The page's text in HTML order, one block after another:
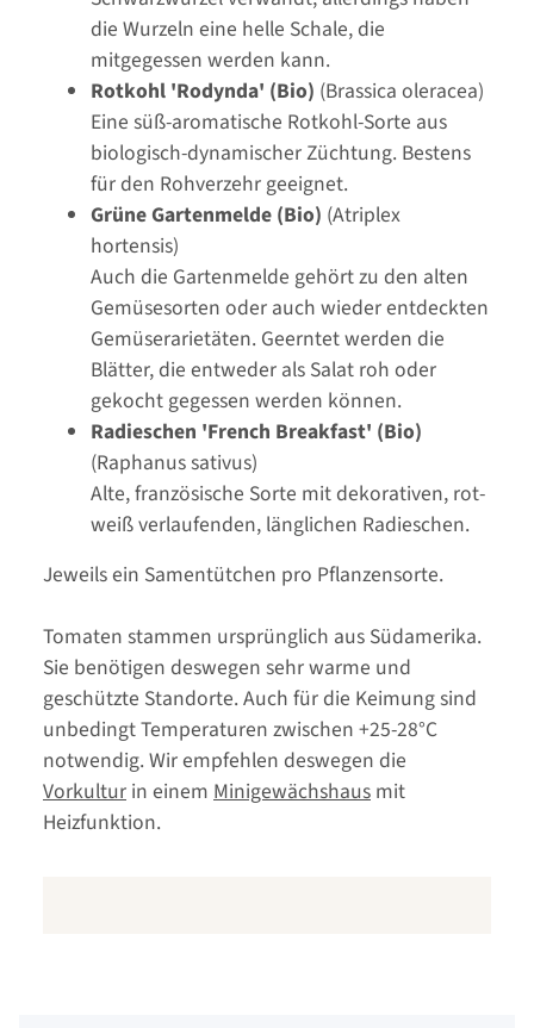
die Wurzeln eine helle Schale, die
mitgegessen werden kann.
Rotkohl 'Rodynda' (Bio) (Brassica oleracea)
Eine süß-aromatische Rotkohl-Sorte aus
biologisch-dynamischer Züchtung. Bestens
für den Rohverzehr geeignet.
Grüne Gartenmelde (Bio) (Atriplex
hortensis)
Auch die Gartenmelde gehört zu den alten
Gemüsesorten oder auch wieder entdeckten
Gemüserarietäten. Geerntet werden die
Blätter, die entweder als Salat roh oder
gekocht gegessen werden können.
Radieschen 'French Breakfast' (Bio)
(Raphanus sativus)
Alte, französische Sorte mit dekorativen, rot-
weiß verlaufenden, länglichen Radieschen.
Jeweils ein Samentütchen pro Pflanzensorte.
Tomaten stammen ursprünglich aus Südamerika.
Sie benötigen deswegen sehr warme und
geschützte Standorte. Auch für die Keimung sind
unbedingt Temperaturen zwischen +25-28°C
notwendig. Wir empfehlen deswegen die
Vorkultur in einem Minigewächshaus mit
Heizfunktion.